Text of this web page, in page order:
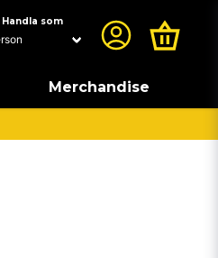
Handla som
Merchandise